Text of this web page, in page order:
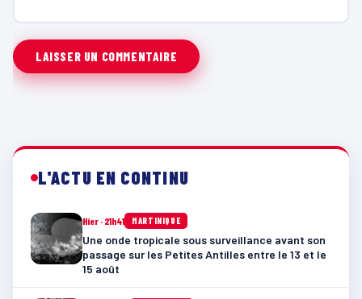
L'ACTU EN CONTINU
Hier · 21h41 MARTINIQUE
Une onde tropicale sous surveillance avant son
passage sur les Petites Antilles entre le 13 et le
15 août